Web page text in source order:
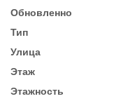
Обновленно
Тип
Улица
Этаж
Этажность